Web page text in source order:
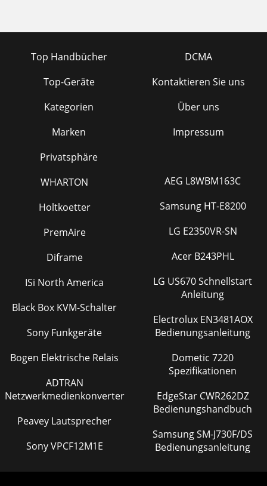
Top Handbücher
Top-Geräte
Kategorien
Marken
Privatsphäre
DCMA
Kontaktieren Sie uns
Über uns
Impressum
WHARTON
Holtkoetter
PremAire
Diframe
ISi North America
Black Box KVM-Schalter
Sony Funkgeräte
Bogen Elektrische Relais
ADTRAN
Netzwerkmedienkonverter
Peavey Lautsprecher
Sony VPCF12M1E
AEG L8WBM163C
Samsung HT-E8200
LG E2350VR-SN
Acer B243PHL
LG US670 Schnellstart
Anleitung
Electrolux EN3481AOX
Bedienungsanleitung
Dometic 7220
Spezifikationen
EdgeStar CWR262DZ
Bedienungshandbuch
Samsung SM-J730F/DS
Bedienungsanleitung